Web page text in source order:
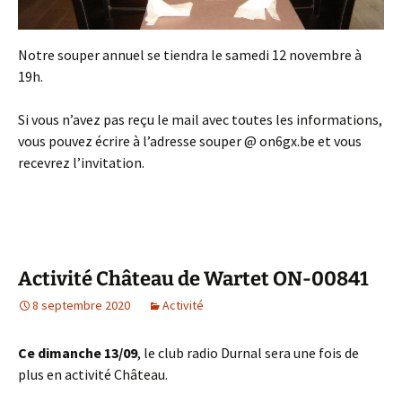
Notre souper annuel se tiendra le samedi 12 novembre à
19h.
Si vous n’avez pas reçu le mail avec toutes les informations,
vous pouvez écrire à l’adresse souper @ on6gx.be et vous
recevrez l’invitation.
Activité Château de Wartet ON-00841
8 septembre 2020 Activité
Ce dimanche 13/09, le club radio Durnal sera une fois de
plus en activité Château.